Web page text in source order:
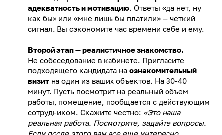
адекватность и мотивацию. Ответы «да нет, ну
как бы» или «мне лишь бы платили» — четкий
сигнал. Вы сэкономите час времени себе и ему.
Второй этап — реалистичное знакомство.
Не собеседование в кабинете. Пригласите
подходящего кандидата на ознакомительный
визит на один из ваших объектов. На 30-40
минут. Пусть посмотрит на реальный объем
работы, помещение, пообщается с действующим
сотрудником. Скажите честно: «Это наша
реальная работа. Посмотрите, задайте вопросы.
Если после этого вам все еще интересно,